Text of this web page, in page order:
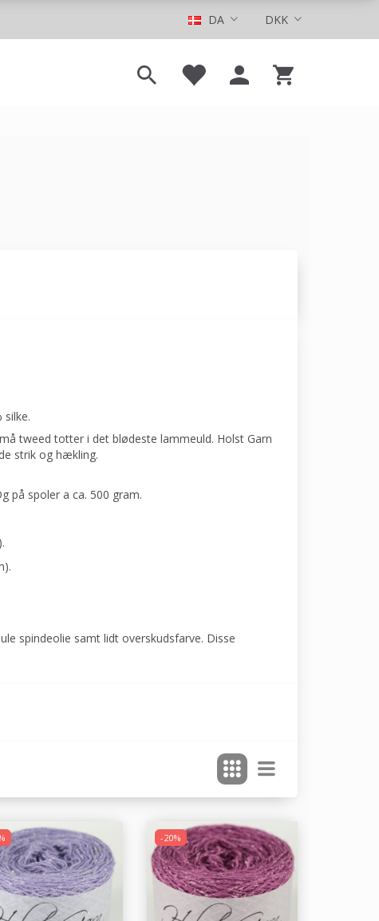
DKK
DA
silke.
tweed totter i det blødeste lammeuld. Holst Garn
strik og hækling.
på spoler a ca. 500 gram.
spindeolie samt lidt overskudsfarve. Disse
-20%